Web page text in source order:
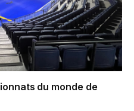
du monde de